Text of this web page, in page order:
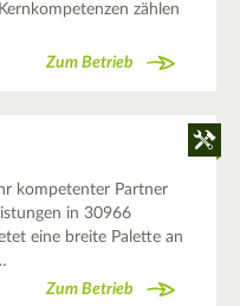
zählen
Zum Betrieb
kompetenter Partner
in 30966
eine breite Palette an
Zum Betrieb